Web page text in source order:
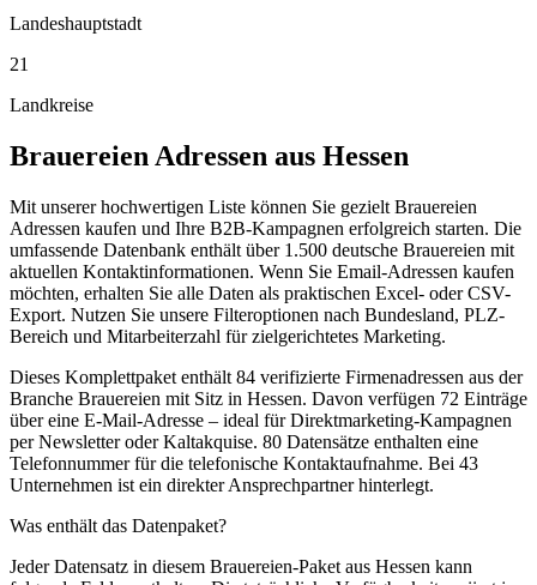
Landeshauptstadt
21
Landkreise
Brauereien Adressen aus Hessen
Mit unserer hochwertigen Liste können Sie gezielt Brauereien
Adressen kaufen und Ihre B2B-Kampagnen erfolgreich starten. Die
umfassende Datenbank enthält über 1.500 deutsche Brauereien mit
aktuellen Kontaktinformationen. Wenn Sie Email-Adressen kaufen
möchten, erhalten Sie alle Daten als praktischen Excel- oder CSV-
Export. Nutzen Sie unsere Filteroptionen nach Bundesland, PLZ-
Bereich und Mitarbeiterzahl für zielgerichtetes Marketing.
Dieses Komplettpaket enthält 84 verifizierte Firmenadressen aus der
Branche Brauereien mit Sitz in Hessen. Davon verfügen 72 Einträge
über eine E-Mail-Adresse – ideal für Direktmarketing-Kampagnen
per Newsletter oder Kaltakquise. 80 Datensätze enthalten eine
Telefonnummer für die telefonische Kontaktaufnahme. Bei 43
Unternehmen ist ein direkter Ansprechpartner hinterlegt.
Was enthält das Datenpaket?
Jeder Datensatz in diesem Brauereien-Paket aus Hessen kann